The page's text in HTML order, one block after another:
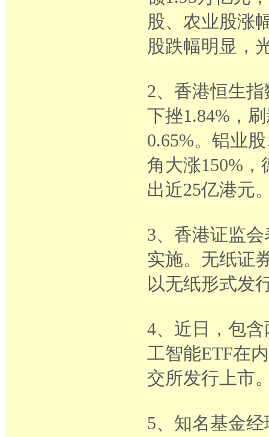
股、农业股涨
股跌幅明显，
2、香港恒生指
下挫1.84%，
0.65%。铝业
角大涨150%，
出近25亿港元
3、香港证监
实施。无纸证
以无纸形式发
4、近日，包
工智能ETF在
交所发行上市
5、知名基金